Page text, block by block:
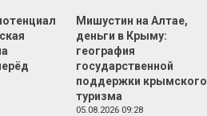
Мишустин на Алтае,
деньги в Крыму:
география
государственной
поддержки крымского
туризма
05.08.2026 09:28